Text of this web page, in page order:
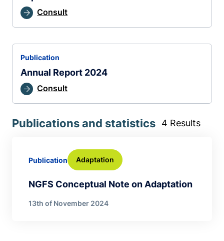
Consult
Annual Report 2024
Publication
Consult
Publications and statistics 4 Results
NGFS Conceptual Note on Adaptation
Publication Adaptation
13th of November 2024